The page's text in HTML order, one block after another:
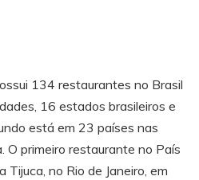
134 restaurantes no Brasil
16 estados brasileiros e
está em 23 países nas
O primeiro restaurante no País
Tijuca, no Rio de Janeiro, em